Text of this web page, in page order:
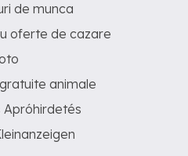
de munca
oferte de cazare
animale